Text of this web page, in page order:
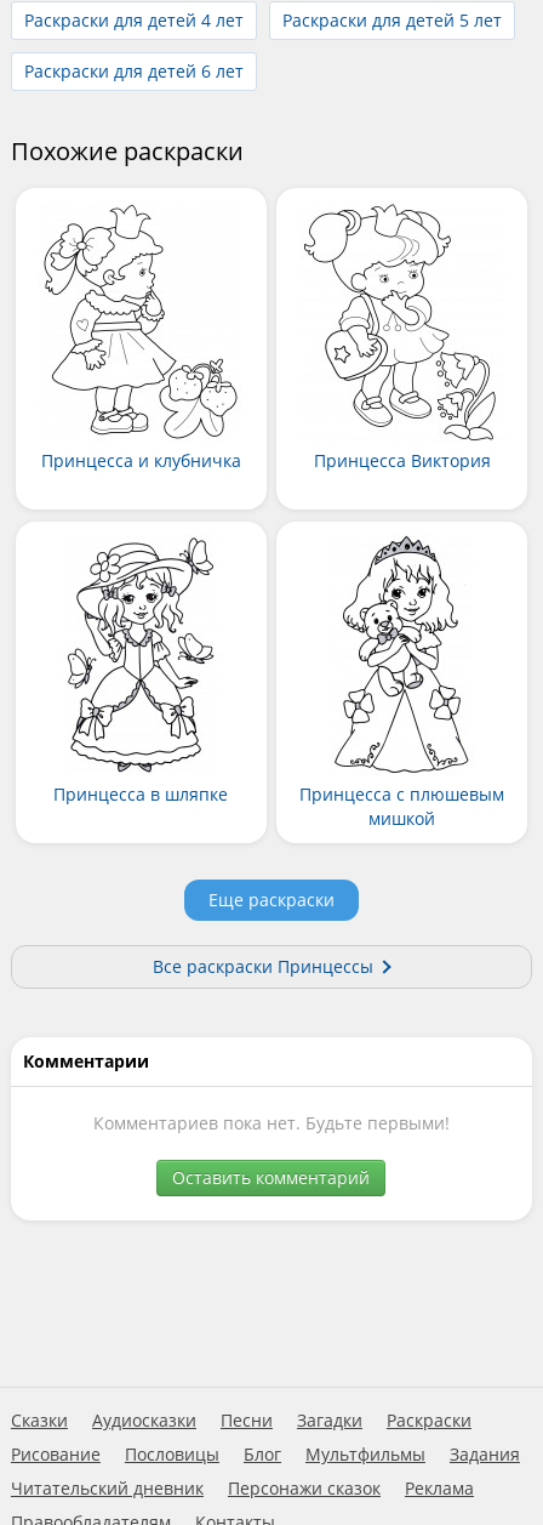
Раскраски для детей 4 лет Раскраски для детей 5 лет
Раскраски для детей 6 лет
Похожие раскраски
Принцесса и клубничка Принцесса Виктория
Принцесса в шляпке
Принцесса с плюшевым
мишкой
Еще раскраски
Все раскраски Принцессы
Комментарии
Комментариев пока нет. Будьте первыми!
Оставить комментарий
Сказки Аудиосказки Песни Загадки
Раскраски
Рисование
Пословицы Блог Мультфильмы
Задания
Читательский дневник
Персонажи сказок
Реклама